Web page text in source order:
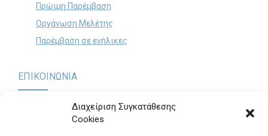
Διαχείριση Συγκατάθεσης
Cookies
Πρώιμη Παρέμβαση
Οργάνωση Μελέτης
Παρέμβαση σε ενήλικες
ΕΠΙΚΟΙΝΩΝΙΑ
Παναγή Τσαλδάρη 60 & Θηβών, Περιστέρι (Είσοδος από